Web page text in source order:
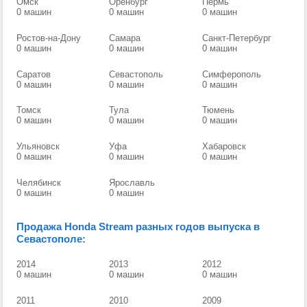
0 машин
0 машин
0 машин
Ростов-на-Дону
0 машин
Самара
0 машин
Санкт-Петербург
0 машин
Саратов
0 машин
Севастополь
0 машин
Симферополь
0 машин
Томск
0 машин
Тула
0 машин
Тюмень
0 машин
Ульяновск
0 машин
Уфа
0 машин
Хабаровск
0 машин
Челябинск
0 машин
Ярославль
0 машин
Продажа Honda Stream разных годов выпуска в
Севастополе:
2014
0 машин
2013
0 машин
2012
0 машин
2011
2010
2009